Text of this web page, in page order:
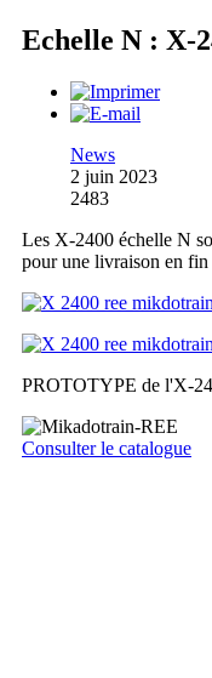
Echelle N : X-
News
2 juin 2023
2483
Les X-2400 échelle N
pour une livraison en fin
PROTOTYPE de l'X-
Consulter le catalogue